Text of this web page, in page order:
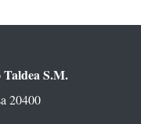
S.M.
20400